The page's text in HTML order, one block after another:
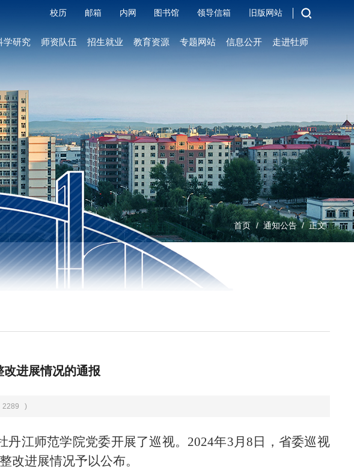
校历 邮箱 内网 图书馆 领导信箱 旧版网站
学研究 师资队伍 招生就业 教育资源 专题网站 信息公开 走进牡师
首页 / 通知公告 / 正文
进展情况的通报
2289 )
丹江师范学院党委开展了巡视。2024年3月8 日，省委巡视
改进展情况予以公布。